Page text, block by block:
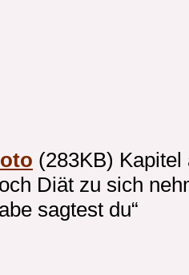
(283KB) Kapitel
Diät zu sich
sagtest du“